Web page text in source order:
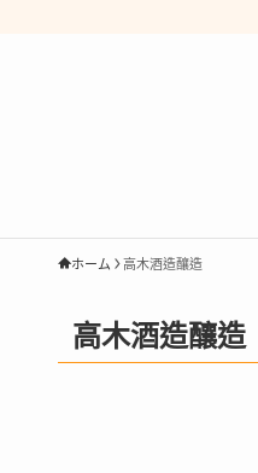
ホーム 高木酒造釀造
高木酒造釀造